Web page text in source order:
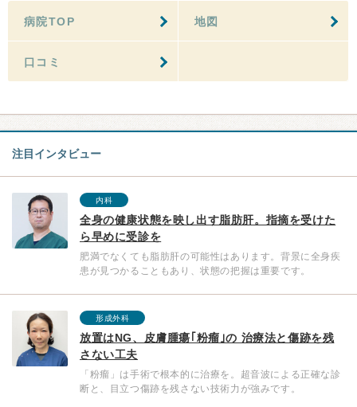
病院TOP 地図
口コミ
注目インタビュー
内科
全身の健康状態を映し出す脂肪肝。指摘を受けた
ら早めに受診を
肥満でなくても脂肪肝の可能性はあります。背景に全身疾
患が見つかることもあり、状態の把握は重要です。
形成外科
放置はNG、皮膚腫瘍｢粉瘤｣の 治療法と傷跡を残
さない工夫
「粉瘤」は手術で根本的に治療を。超音波による正確な診
断と、目立つ傷跡を残さない技術力が強みです。